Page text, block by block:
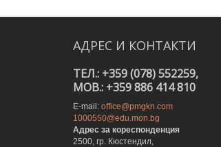
АДРЕС И КОНТАКТИ
ТЕЛ.: +359 (078) 552259,
MOB.: +359 886 414 810
E-mail: office@pmgkn.com
1000550@edu.mon.bg
Адрес за кореспонденция
2500, гр. Кюстендил,